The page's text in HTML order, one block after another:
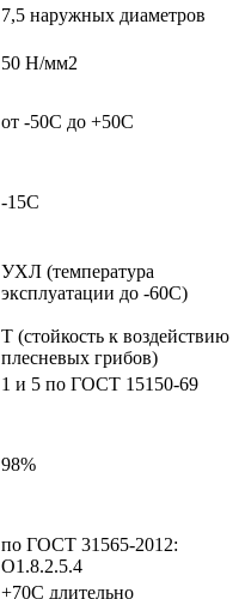
7,5 наружных диаметров
50 Н/мм2
от -50С до +50С
-15С
УХЛ (температура
эксплуатации до -60С)
Т (стойкость к воздействию
плесневых грибов)
1 и 5 по ГОСТ 15150-69
98%
по ГОСТ 31565-2012:
О1.8.2.5.4
+70C длительно